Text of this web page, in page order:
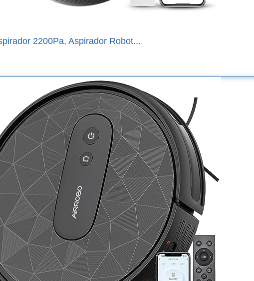
2200Pa, Aspirador Robot...